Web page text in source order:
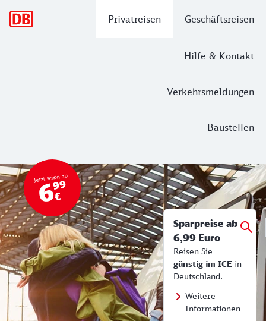
Privatreisen Geschäftsreisen
Hilfe & Kontakt
Verkehrsmeldungen
Baustellen
Bahn Tickets & Services
Top Angebot
Jetzt schon ab
699
€
Sparpreise ab
6,99 Euro
Reisen Sie
günstig im ICE in
Deutschland.
Weitere
Informationen